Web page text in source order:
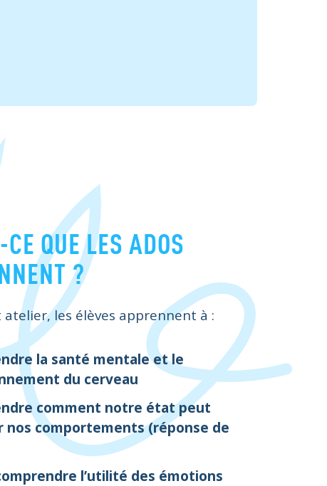
CE QUE LES ADOS
?
atelier, les élèves apprennent à :
la santé mentale et le
du cerveau
comment notre état peut
nos comportements (réponse de
l’utilité des émotions